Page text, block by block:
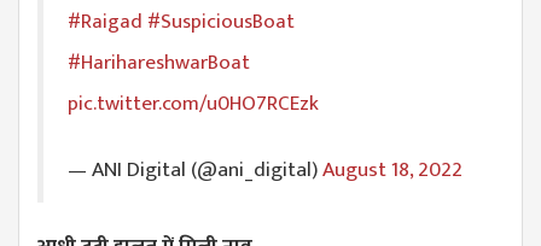
#Raigad #SuspiciousBoat
#HarihareshwarBoat
pic.twitter.com/u0HO7RCEzk
— ANI Digital (@ani_digital)August 18, 2022